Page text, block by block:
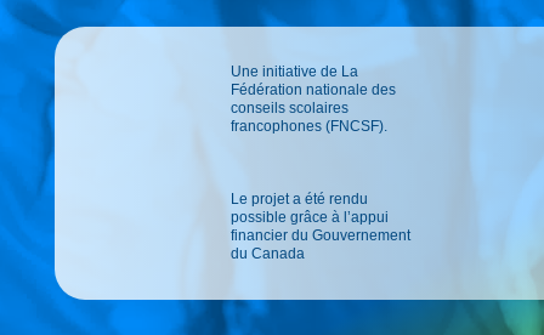
Une initiative de La
Fédération nationale des
conseils scolaires
francophones (FNCSF).
Le projet a été rendu
possible grâce à l’appui
financier du Gouvernement
du Canada